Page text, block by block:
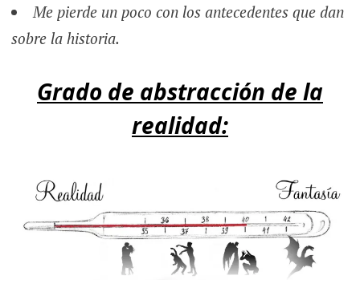
Me pierde un poco con los antecedentes que dan
sobre la historia.
Grado de abstracción de la
realidad: